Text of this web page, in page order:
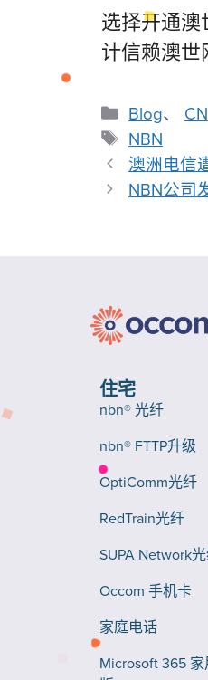
选择开通
计信赖澳世
Blog、 CN
NBN
澳洲电信
NBN公司
住宅
nbn® 光纤
nbn® FTTP升级
OptiComm光纤
RedTrain光纤
SUPA Network
Occom 手机卡
家庭电话
Microsoft 365 家